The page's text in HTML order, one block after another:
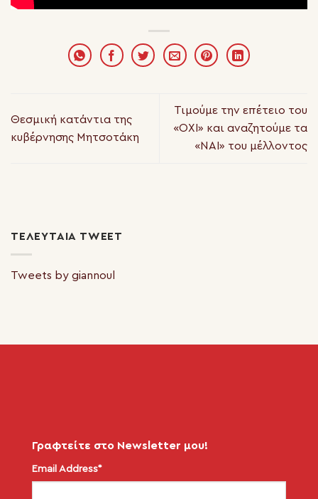
Θεσμική κατάντια της
κυβέρνησης Μητσοτάκη
Τιμούμε την επέτειο του
«ΟΧΙ» και αναζητούμε τα
«ΝΑΙ» του μέλλοντος
ΤΕΛΕΥΤΑΊΑ TWEET
Tweets by giannoul
Γραφτείτε στο Newsletter μου!
Email Address*